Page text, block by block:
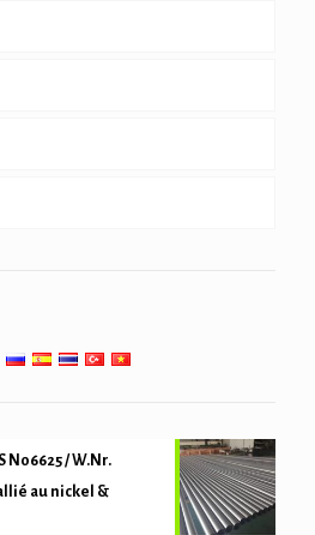
poids lourd & collier de forage
& conduite chemisée
de chaleur, condenseur &
de précision
N06625 / W.Nr.
au nickel &